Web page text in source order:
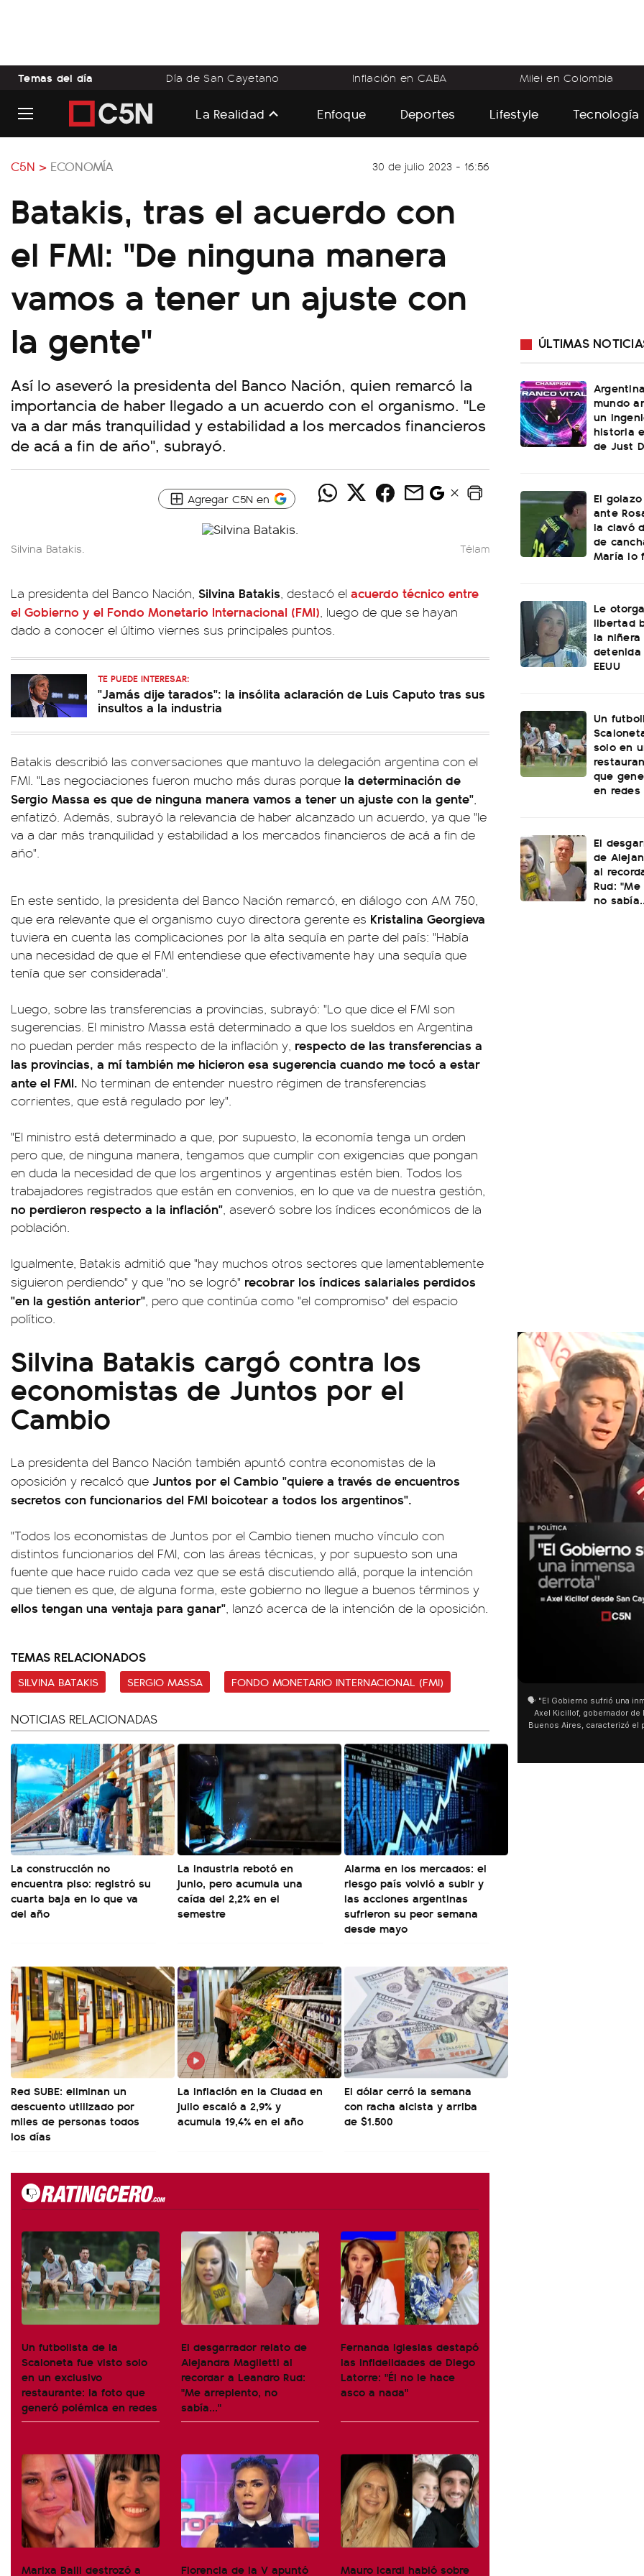
Temas del día Día de San Cayetano Inflación en CABA Milei en Colombia
La Realidad Enfoque Deportes Lifestyle Tecnología
C5N > ECONOMÍA 30 de julio 2023 - 16:56
Batakis, tras el acuerdo con
el FMI: "De ninguna manera
vamos a tener un ajuste con
la gente"
Así lo aseveró la presidenta del Banco Nación, quien remarcó la
importancia de haber llegado a un acuerdo con el organismo. "Le
va a dar más tranquilidad y estabilidad a los mercados financieros
de acá a fin de año", subrayó.
Agregar C5N en
Silvina Batakis. Télam
La presidenta del Banco Nación, Silvina Batakis, destacó el acuerdo técnico entre
el Gobierno y el Fondo Monetario Internacional (FMI), luego de que se hayan
dado a conocer el último viernes sus principales puntos.
TE PUEDE INTERESAR:
"Jamás dije tarados": la insólita aclaración de Luis Caputo tras sus
insultos a la industria
Batakis describió las conversaciones que mantuvo la delegación argentina con el
FMI. "Las negociaciones fueron mucho más duras porque la determinación de
Sergio Massa es que de ninguna manera vamos a tener un ajuste con la gente",
enfatizó. Además, subrayó la relevancia de haber alcanzado un acuerdo, ya que "le
va a dar más tranquilidad y estabilidad a los mercados financieros de acá a fin de
año".
En este sentido, la presidenta del Banco Nación remarcó, en diálogo con AM 750,
que era relevante que el organismo cuyo directora gerente es Kristalina Georgieva
tuviera en cuenta las complicaciones por la alta sequía en parte del país: "Había
una necesidad de que el FMI entendiese que efectivamente hay una sequía que
tenía que ser considerada".
Luego, sobre las transferencias a provincias, subrayó: "Lo que dice el FMI son
sugerencias. El ministro Massa está determinado a que los sueldos en Argentina
no puedan perder más respecto de la inflación y, respecto de las transferencias a
las provincias, a mí también me hicieron esa sugerencia cuando me tocó a estar
ante el FMI. No terminan de entender nuestro régimen de transferencias
corrientes, que está regulado por ley".
"El ministro está determinado a que, por supuesto, la economía tenga un orden
pero que, de ninguna manera, tengamos que cumplir con exigencias que pongan
en duda la necesidad de que los argentinos y argentinas estén bien. Todos los
trabajadores registrados que están en convenios, en lo que va de nuestra gestión,
no perdieron respecto a la inflación", aseveró sobre los índices económicos de la
población.
Igualmente, Batakis admitió que "hay muchos otros sectores que lamentablemente
siguieron perdiendo" y que "no se logró" recobrar los índices salariales perdidos
"en la gestión anterior", pero que continúa como "el compromiso" del espacio
político.
Silvina Batakis cargó contra los
economistas de Juntos por el
Cambio
La presidenta del Banco Nación también apuntó contra economistas de la
oposición y recalcó que Juntos por el Cambio "quiere a través de encuentros
secretos con funcionarios del FMI boicotear a todos los argentinos".
"Todos los economistas de Juntos por el Cambio tienen mucho vínculo con
distintos funcionarios del FMI, con las áreas técnicas, y por supuesto son una
fuente que hace ruido cada vez que se está discutiendo allá, porque la intención
que tienen es que, de alguna forma, este gobierno no llegue a buenos términos y
ellos tengan una ventaja para ganar", lanzó acerca de la intención de la oposición.
TEMAS RELACIONADOS
SILVINA BATAKIS SERGIO MASSA FONDO MONETARIO INTERNACIONAL (FMI)
NOTICIAS RELACIONADAS
La construcción no
encuentra piso: registró su
cuarta baja en lo que va
del año
La industria rebotó en
junio, pero acumula una
caída del 2,2% en el
semestre
Alarma en los mercados: el
riesgo país volvió a subir y
las acciones argentinas
sufrieron su peor semana
desde mayo
Red SUBE: eliminan un
descuento utilizado por
miles de personas todos
los días
La inflación en la Ciudad en
julio escaló a 2,9% y
acumula 19,4% en el año
El dólar cerró la semana
con racha alcista y arriba
de $1.500
Un futbolista de la
Scaloneta fue visto solo
en un exclusivo
restaurante: la foto que
generó polémica en redes
El desgarrador relato de
Alejandra Maglietti al
recordar a Leandro Rud:
"Me arrepiento, no
sabía..."
Fernanda Iglesias destapó
las infidelidades de Diego
Latorre: "Él no le hace
asco a nada"
Marixa Balli destrozó a Florencia de la V apuntó Mauro Icardi habló sobre
ÚLTIMAS
mundo
un
historia
de Just
El
ante
la clavó
de
María lo
Le
libertad
la
detenida
EEUU
Un
solo en
que
en redes
El
de
al
Rud:
no
como "una lista sábana con temas nefastos"
y destacó "la movilización popular". 📌 La
declaración fue desde el santuario de San
Cayetano, donde también advirtió que "la
sociedad no solo sufre porque no llega sino
que también está endeudada".
San Cayetano: Jorge García
miles de peregrinos en
de Buenos Aires destacó la
agua y soportó las bajas
últimos días: "Son dificultades